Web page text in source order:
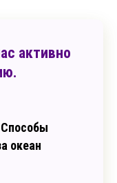
активно
океан